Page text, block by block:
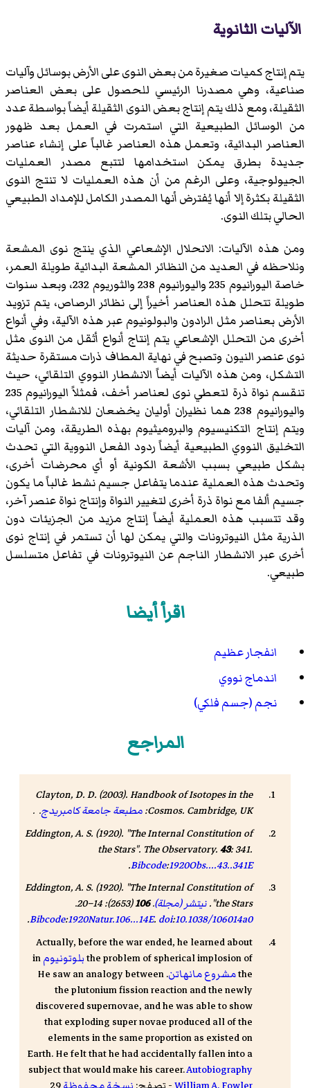
الآليات الثانوية
يتم إنتاج كميات صغيرة من بعض النوى على الأرض بوسائل وآليات
صناعية، وهي مصدرنا الرئيسي للحصول على بعض العناصر
الثقيلة، ومع ذلك يتم إنتاج بعض النوى الثقيلة أيضاً بواسطة عدد
من الوسائل الطبيعية التي استمرت في العمل بعد ظهور
العناصر البدائية، وتعمل هذه العناصر غالباً على إنشاء عناصر
جديدة بطرق يمكن استخدامها لتتبع مصدر العمليات
الجيولوجية، وعلى الرغم من أن هذه العمليات لا تنتج النوى
الثقيلة بكثرة إلا أنها يُفترض أنها المصدر الكامل للإمداد الطبيعي
الحالي بتلك النوى.
ومن هذه الآليات: الانحلال الإشعاعي الذي ينتج نوى المشعة
ونلاحظه في العديد من النظائر المشعة البدائية طويلة العمر،
خاصة اليورانيوم 235 واليورانيوم 238 والثوريوم 232، وبعد سنوات
طويلة تتحلل هذه العناصر أخيراً إلى نظائر الرصاص، يتم تزويد
الأرض بعناصر مثل الرادون والبولونيوم عبر هذه الآلية، وفي أنواع
أخرى من التحلل الإشعاعي يتم إنتاج أنواع أثقل من النوى مثل
نوى عنصر النيون وتصبح في نهاية المطاف ذرات مستقرة حديثة
التشكل، ومن هذه الآليات أيضاً الانشطار النووي التلقائي، حيث
تنقسم نواة ذرة لتعطي نوى لعناصر أخف، فمثلاً اليورانيوم 235
واليورانيوم 238 هما نظيران أوليان يخضعان للانشطار التلقائي،
ويتم إنتاج التكنيسيوم والبروميثيوم بهذه الطريقة، ومن آليات
التخليق النووي الطبيعية أيضاً ردود الفعل النووية التي تحدث
بشكل طبيعي بسبب الأشعة الكونية أو أي محرضات أخرى،
وتحدث هذه العملية عندما يتفاعل جسيم نشط غالباً ما يكون
جسيم ألفا مع نواة ذرة أخرى لتغيير النواة وإنتاج نواة عنصر آخر،
وقد تتسبب هذه العملية أيضاً إنتاج مزيد من الجزيئات دون
الذرية مثل النيوترونات والتي يمكن لها أن تستمر في إنتاج نوى
أخرى عبر الانشطار الناجم عن النيوترونات في تفاعل متسلسل
طبيعي.
اقرأ أيضا
انفجار عظيم
اندماج نووي
نجم (جسم فلكي)
المراجع
Clayton, D. D. (2003).Handbook of Isotopes in the
Cosmos. Cambridge, UK: مطبعة جامعة كامبريدج. .
Eddington, A. S. (1920). "The Internal Constitution of
the Stars". The Observatory.43: 341.
Bibcode:1920Obs....43..341E
.
Eddington, A. S. (1920). "The Internal Constitution of
the Stars". نيتشر (مجلة).
106
(2653): 14–20.
Bibcode:1920Natur.106...14E. doi:10.1038/106014a0
.
Actually, before the war ended, he learned about
the problem of spherical implosion ofبلوتونيومin
theمشروع مانهاتن . He saw an analogy between
the plutonium fission reaction and the newly
discovered supernovae, and he was able to show
that exploding super novae produced all of the
elements in the same proportion as existed on
Earth. He felt that he had accidentally fallen into a
subject that would make his career.Autobiography